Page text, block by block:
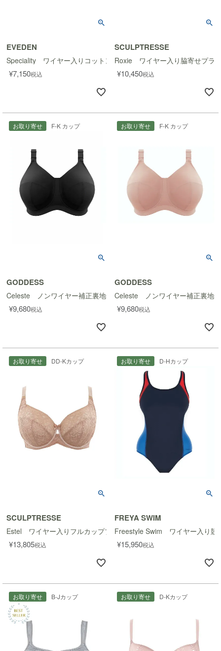
EVEDEN
Speciality ワイヤー入りコットン混紡フルカップブラ
¥7,150税込
SCULPTRESSE
Roxie ワイヤー入り脇寄せプラ
¥10,450税込
お取り寄せ F-K カップ
GODDESS
Celeste ノンワイヤー補正裏地付きブラ FF-K
¥9,680税込
お取り寄せ F-K カップ
GODDESS
Celeste ノンワイヤー補正裏地
¥9,680税込
お取り寄せ DD-Kカップ
SCULPTRESSE
Estel ワイヤー入りフルカップブラ
¥13,805税込
お取り寄せ D-Hカップ
FREYA SWIM
Freestyle Swim ワイヤー入り競
¥15,950税込
お取り寄せ B-Jカップ お取り寄せ D-Kカップ